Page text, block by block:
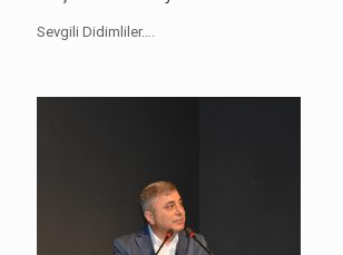
Sevgili Didimliler….